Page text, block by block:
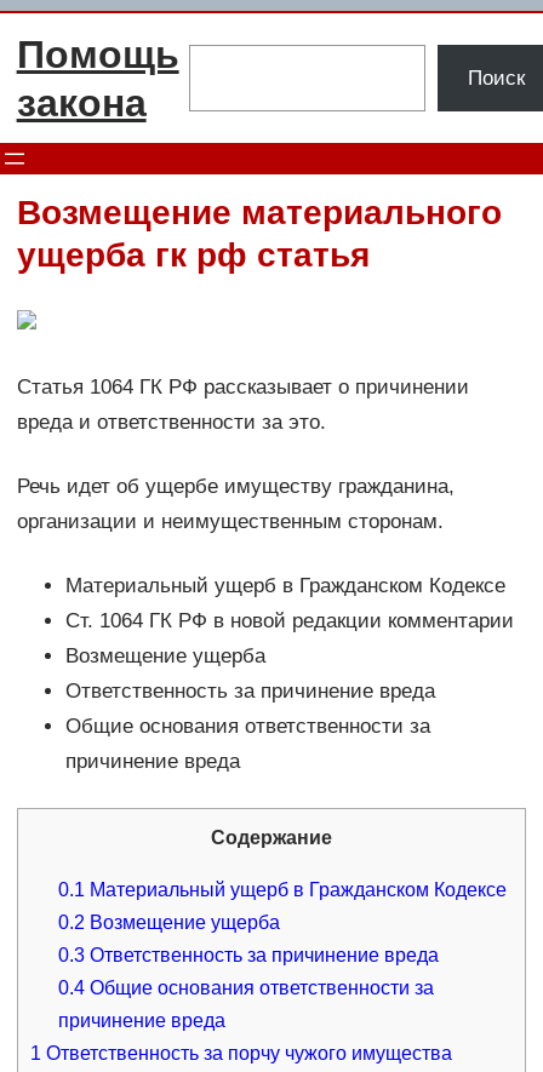
Перейти
Помощь
закона
Поиск
Возмещение материального
ущерба гк рф статья
Статья 1064 ГК РФ рассказывает о причинении
вреда и ответственности за это.
Речь идет об ущербе имуществу гражданина,
организации и неимущественным сторонам.
Материальный ущерб в Гражданском Кодексе
Ст. 1064 ГК РФ в новой редакции комментарии
Возмещение ущерба
Ответственность за причинение вреда
Общие основания ответственности за
причинение вреда
Содержание
0.1 Материальный ущерб в Гражданском Кодексе
0.2 Возмещение ущерба
0.3 Ответственность за причинение вреда
0.4 Общие основания ответственности за
причинение вреда
1 Ответственность за порчу чужого имущества